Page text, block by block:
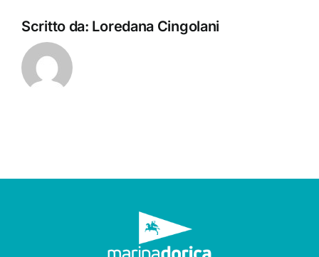
Scritto da: Loredana Cingolani